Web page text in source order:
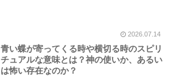
2026.07.14
青い蝶が寄ってくる時や横切る時のスピリ
チュアルな意味とは？神の使いか、あるい
は怖い存在なのか？